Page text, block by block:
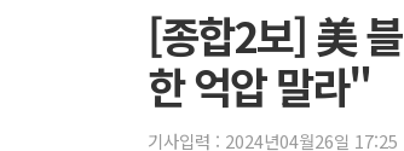
[종합2보] 美
한 억압 말라"
기사입력 : 2024년04월26일 17:25